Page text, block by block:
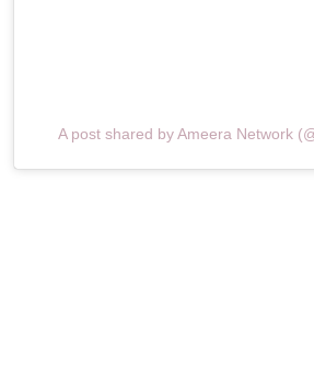
A post shared by Ameera Network